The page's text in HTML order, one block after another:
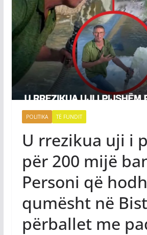
POLITIKA TË FUNDIT
​U rrezikua uji i
për 200 mijë
Personi që
qumësht në
përballet me